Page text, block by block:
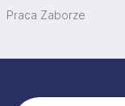
Praca Zaborze